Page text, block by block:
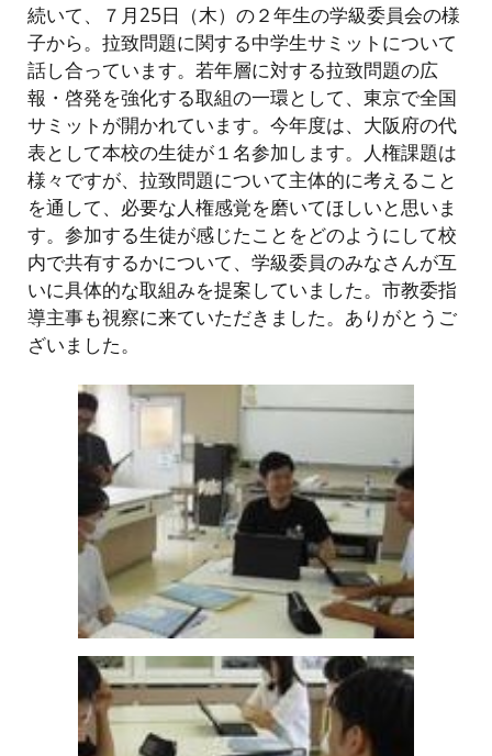
続いて、７月25日（木）の２年生の学級委員会の様
子から。拉致問題に関する中学生サミットについて
話し合っています。若年層に対する拉致問題の広
報・啓発を強化する取組の一環として、東京で全国
サミットが開かれています。今年度は、大阪府の代
表として本校の生徒が１名参加します。人権課題は
様々ですが、拉致問題について主体的に考えること
を通して、必要な人権感覚を磨いてほしいと思いま
す。参加する生徒が感じたことをどのようにして校
内で共有するかについて、学級委員のみなさんが互
いに具体的な取組みを提案していました。市教委指
導主事も視察に来ていただきました。ありがとうご
ざいました。